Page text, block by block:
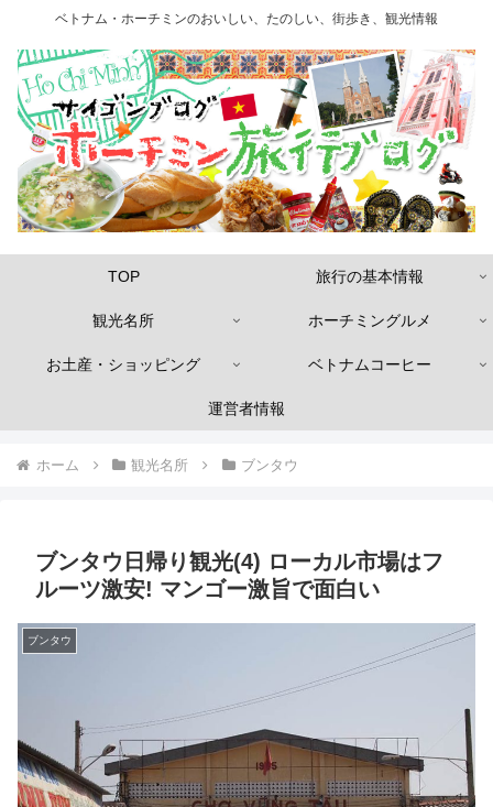
ベトナム・ホーチミンのおいしい、たのしい、街歩き、観光情報
TOP 旅行の基本情報
観光名所 ホーチミングルメ
お土産・ショッピング ベトナムコーヒー
運営者情報
ホーム 観光名所 ブンタウ
ブンタウ日帰り観光(4) ローカル市場はフ
ルーツ激安! マンゴー激旨で面白い
ブンタウ